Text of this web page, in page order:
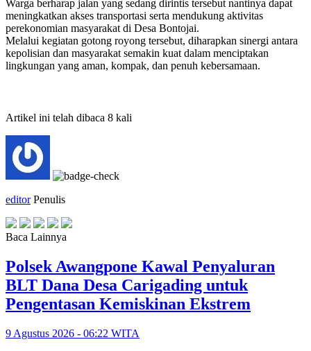
Warga berharap jalan yang sedang dirintis tersebut nantinya dapat
meningkatkan akses transportasi serta mendukung aktivitas
perekonomian masyarakat di Desa Bontojai.
Melalui kegiatan gotong royong tersebut, diharapkan sinergi antara
kepolisian dan masyarakat semakin kuat dalam menciptakan
lingkungan yang aman, kompak, dan penuh kebersamaan.
Artikel ini telah dibaca 8 kali
editor Penulis
Baca Lainnya
‎Polsek Awangpone Kawal Penyaluran
BLT Dana Desa Carigading untuk
Pengentasan Kemiskinan Ekstrem
9 Agustus 2026 - 06:22 WITA